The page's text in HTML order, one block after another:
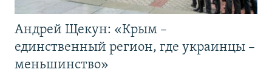
Андрей Щекун: «Крым –
единственный регион, где украинцы –
меньшинство»